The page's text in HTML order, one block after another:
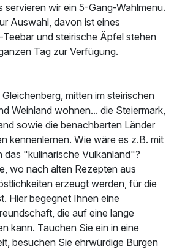
p.P. ab495,00 €
servieren wir ein 5-Gang-Wahlmenü.
Auswahl, davon ist eines
und steirische Äpfel stehen
Tag zur Verfügung.
mitten im steirischen
Weinland wohnen... die Steiermark,
sowie die benachbarten Länder
kennenlernen. Wie wäre es z.B. mit
das "kulinarische Vulkanland"?
wo nach alten Rezepten aus
erzeugt werden, für die
Hier begegnet Ihnen eine
die auf eine lange
kann. Tauchen Sie ein in eine
besuchen Sie ehrwürdige Burgen